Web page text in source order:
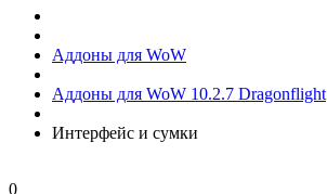
Аддоны для WoW
Аддоны для WoW 10.2.7 Dragonflight
Интерфейс и сумки
0